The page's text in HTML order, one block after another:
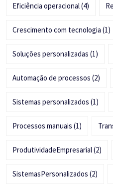
Eficiência operacional(4)
Crescimento com tecnologia (1)
Soluções personalizadas (1)
Automação de processos (2)
Sistemas personalizados (1)
Processos manuais (1)
ProdutividadeEmpresarial(2)
SistemasPersonalizados (2)